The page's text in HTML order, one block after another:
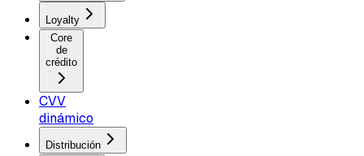
Loyalty
Core
de
crédito
CVV
dinámico
Distribución